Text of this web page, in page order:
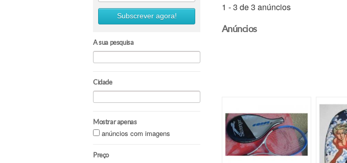
Subscrever agora!
A sua pesquisa
Cidade
Mostrar apenas
anúncios com imagens
Preço
1 - 3 de 3 anúncios
Anúncios